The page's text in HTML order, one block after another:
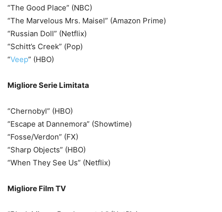
“The Good Place” (NBC)
“The Marvelous Mrs. Maisel” (Amazon Prime)
“Russian Doll” (Netflix)
“Schitt’s Creek” (Pop)
“Veep” (HBO)
Migliore Serie Limitata
“Chernobyl” (HBO)
“Escape at Dannemora” (Showtime)
“Fosse/Verdon” (FX)
“Sharp Objects” (HBO)
“When They See Us” (Netflix)
Migliore Film TV